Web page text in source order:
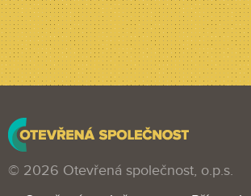
© 2026 Otevřená společnost, o.p.s.